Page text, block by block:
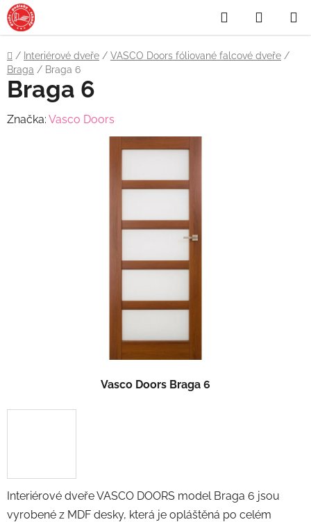
Přejít
na
obsah
Hledat
KOŠÍK
Domů
/ Interiérové dveře / VASCO Doors fóliované falcové dveře /
Braga / Braga 6
Interiérové dveře VASCO DOORS model Braga 6 jsou
vyrobené z MDF desky, která je opláštěná po celém
Braga 6
Značka: Vasco Doors
Vasco Doors Braga 6